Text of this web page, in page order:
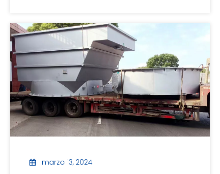
las aguas residuales del río.Este equipo
elimina más del 90% de los sólidos
suspendidos y el fósforo total del cuerpo
de agua y, al mismo tiempo, puede
reducir el valor de DQO.Después de un
tratamiento integral, cumple con la
cuarta categoría de estándares de
calidad ambiental de aguas
superficiales.Se han logrado buenos
resultados.
marzo 13, 2024